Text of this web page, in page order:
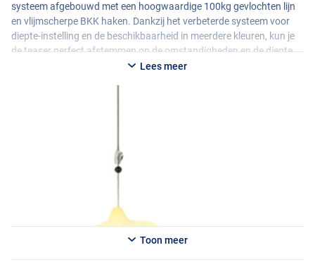
systeem afgebouwd met een hoogwaardige 100kg gevlochten lijn
en vlijmscherpe BKK haken. Dankzij het verbeterde systeem voor
diepte-instelling en de beschikbaarheid in meerdere kleuren, kun je
de teaser perfect afstemmen op de omstandigheden en de diepte
waarop de vis zich bevindt voor maximale vangstkansen.
Lees meer
Toon meer